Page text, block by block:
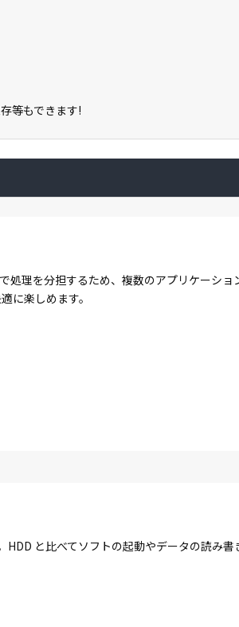
等もできます!
処理を分担するため、複数のアプリケーシ
に楽しめます。
HDD と比べてソフトの起動やデータの読み